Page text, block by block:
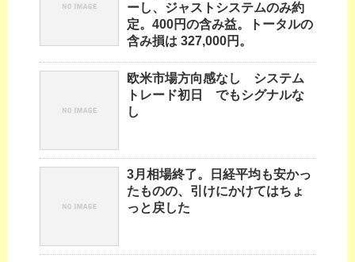
ーし、ジャストシステムのみ約
定。400円の含み益。トータルの
含み損は 327,000円。
欧米市場方向感なし システム
トレード初日 でもシグナルな
し
3月相場終了。日経平均も安かっ
たものの、引けにかけてはちょ
っと戻した